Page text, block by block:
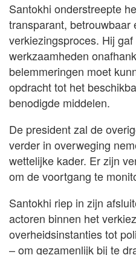
Santokhi onderstreepte
transparant, betrouwbaar
verkiezingsproces. Hij
werkzaamheden
belemmeringen moet
opdracht tot het
benodigde middelen.
De president zal de
verder in overweging
wettelijke kader. Er zijn
om de voortgang te
Santokhi riep in zijn
actoren binnen het
overheidsinstanties tot
– om gezamenlijk bij te